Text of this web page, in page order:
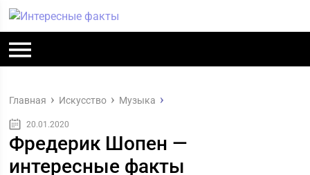
Главная Искусство Музыка
20.01.2020
Фредерик Шопен —
интересные факты